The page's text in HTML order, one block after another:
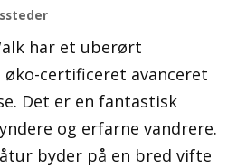
har et uberørt
certificeret avanceret
Det er en fantastisk
og erfarne vandrere.
byder på en bred vifte